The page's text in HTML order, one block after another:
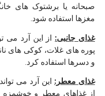
صبحانه یا برشتوک ‌های
مغزها استفاده شود.
غذای جانبی: از این آرد می
پوره‌ های غلات، کوکی ‌های
و دسرها استفاده کرد.
غذای معطر: این آرد می‌
از غذاهای معطر و خوشمزه